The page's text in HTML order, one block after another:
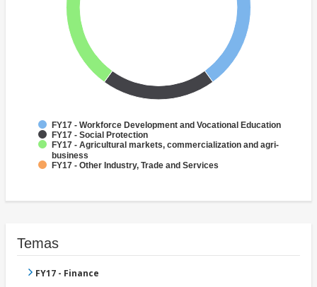
FY17 - Workforce Development and Vocational Education
FY17 - Social Protection
FY17 - Agricultural markets, commercialization and agri-
business
FY17 - Other Industry, Trade and Services
Temas
FY17 - Finance